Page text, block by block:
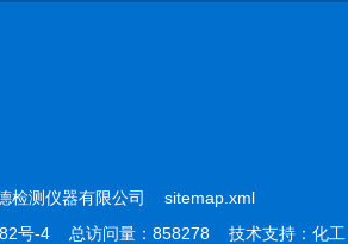
检测仪器有限公司 sitemap.xml
号-4 总访问量：858278 技术支持： 化工